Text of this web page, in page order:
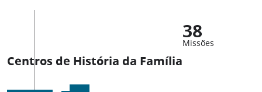
38
Missões
Centros de História da Família